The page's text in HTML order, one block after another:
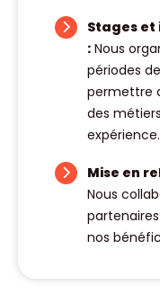
Stages et
: Nous
périodes
permettre
des
expérience.
Mise en
Nous
nos